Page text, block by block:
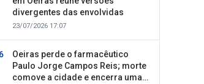
divergentes das envolvidas
23/07/2026 17:07
Oeiras perde o farmacêutico
Paulo Jorge Campos Reis; morte
comove a cidade e encerra uma